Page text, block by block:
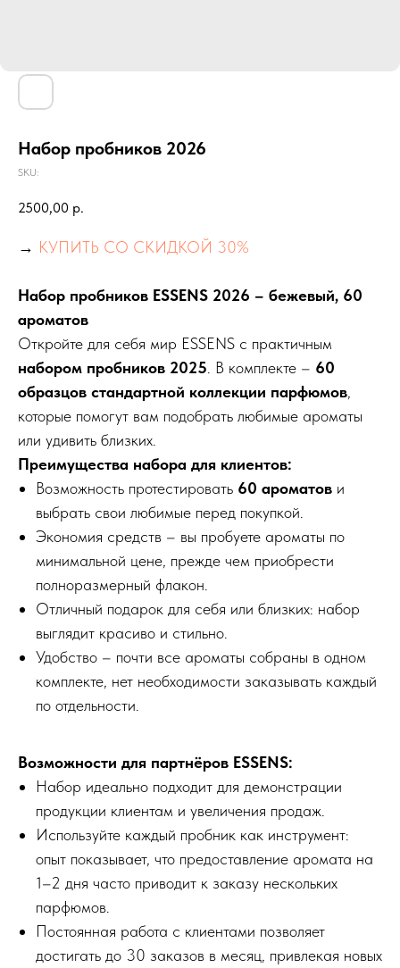
Набор пробников 2026
SKU:
2500,00 р.
→ КУПИТЬ СО СКИДКОЙ 30%
Набор пробников ESSENS 2026 – бежевый, 60
ароматов
Откройте для себя мир ESSENS с практичным
набором пробников 2025 . В комплекте – 60
образцов стандартной коллекции парфюмов,
которые помогут вам подобрать любимые ароматы
или удивить близких.
Преимущества набора для клиентов:
Возможность протестировать 60 ароматов и
выбрать свои любимые перед покупкой.
Экономия средств – вы пробуете ароматы по
минимальной цене, прежде чем приобрести
полноразмерный флакон.
Отличный подарок для себя или близких: набор
выглядит красиво и стильно.
Удобство – почти все ароматы собраны в одном
комплекте, нет необходимости заказывать каждый
по отдельности.
Возможности для партнёров ESSENS:
Набор идеально подходит для демонстрации
продукции клиентам и увеличения продаж.
Используйте каждый пробник как инструмент:
опыт показывает, что предоставление аромата на
1–2 дня часто приводит к заказу нескольких
парфюмов.
Постоянная работа с клиентами позволяет
достигать до 30 заказов в месяц, привлекая новых